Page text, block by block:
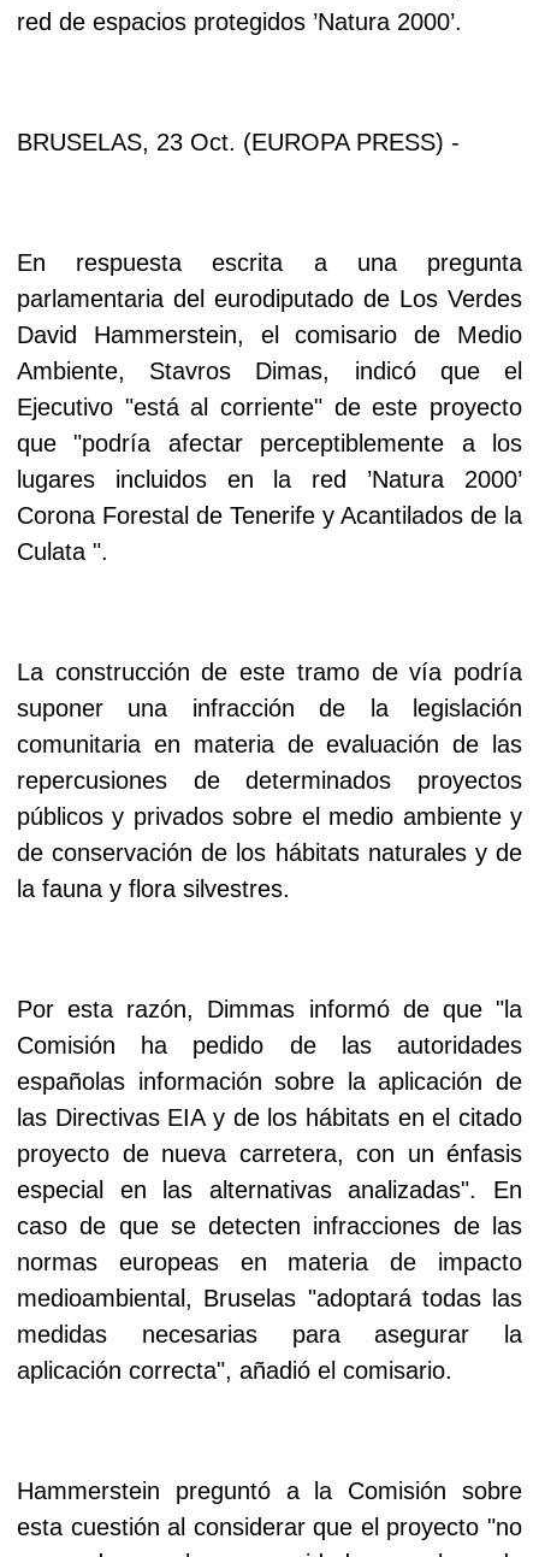
red de espacios protegidos ’Natura 2000’.
BRUSELAS, 23 Oct. (EUROPA PRESS) -
En respuesta escrita a una pregunta
parlamentaria del eurodiputado de Los Verdes
David Hammerstein, el comisario de Medio
Ambiente, Stavros Dimas, indicó que el
Ejecutivo "está al corriente" de este proyecto
que "podría afectar perceptiblemente a los
lugares incluidos en la red ’Natura 2000’
Corona Forestal de Tenerife y Acantilados de la
Culata ".
La construcción de este tramo de vía podría
suponer una infracción de la legislación
comunitaria en materia de evaluación de las
repercusiones de determinados proyectos
públicos y privados sobre el medio ambiente y
de conservación de los hábitats naturales y de
la fauna y flora silvestres.
Por esta razón, Dimmas informó de que "la
Comisión ha pedido de las autoridades
españolas información sobre la aplicación de
las Directivas EIA y de los hábitats en el citado
proyecto de nueva carretera, con un énfasis
especial en las alternativas analizadas". En
caso de que se detecten infracciones de las
normas europeas en materia de impacto
medioambiental, Bruselas "adoptará todas las
medidas necesarias para asegurar la
aplicación correcta", añadió el comisario.
Hammerstein preguntó a la Comisión sobre
esta cuestión al considerar que el proyecto "no